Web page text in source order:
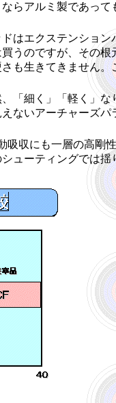
らアルミ製であって
はエクステンション
うのですが、その
も生きてきません。
細く」「軽く」な
ないアーチャーズ
収にも一層の高剛
ューティングでは